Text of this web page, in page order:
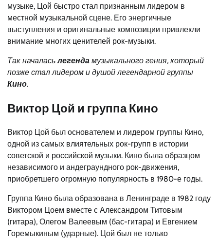
музыке, Цой быстро стал признанным лидером в
местной музыкальной сцене. Его энергичные
выступления и оригинальные композиции привлекли
внимание многих ценителей рок-музыки.
Так началасьлегенда музыкального гения, который
позже стал лидером и душой легендарной группы
Кино.
Виктор Цой и группа Кино
Виктор Цой был основателем и лидером группы Кино,
одной из самых влиятельных рок-групп в истории
советской и российской музыки. Кино была образцом
независимого и андеграундного рок-движения,
приобретшего огромную популярность в 1980-е годы.
Группа Кино была образована в Ленинграде в 1982 году
Виктором Цоем вместе с Александром Титовым
(гитара), Олегом Валеевым (бас-гитара) и Евгением
Горемыкиным (ударные). Цой был не только